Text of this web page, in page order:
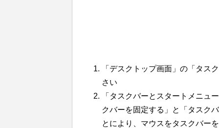
「デスクトップ画面」の「タス
さい
「タスクバーとスタートメニュ
クバーを固定する」と「タスク
とにより、マウスをタスクバー